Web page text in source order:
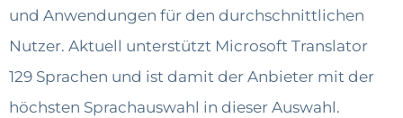
und Anwendungen für den durchschnittlichen
Nutzer. Aktuell unterstützt Microsoft Translator
129 Sprachen und ist damit der Anbieter mit der
höchsten Sprachauswahl in dieser Auswahl.